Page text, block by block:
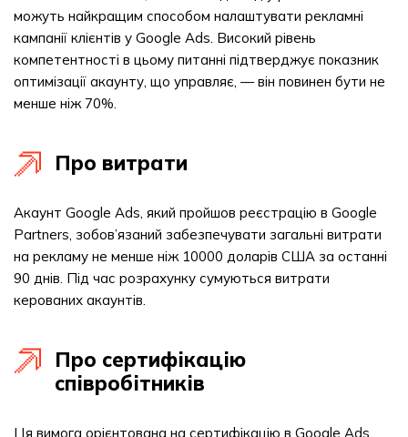
можуть найкращим способом налаштувати рекламні
кампанії клієнтів у Google Ads. Високий рівень
компетентності в цьому питанні підтверджує показник
оптимізації акаунту, що управляє, — він повинен бути не
менше ніж 70%.
Про витрати
Акаунт Google Ads, який пройшов реєстрацію в Google
Partners, зобов’язаний забезпечувати загальні витрати
на рекламу не менше ніж 10000 доларів США за останні
90 днів. Під час розрахунку сумуються витрати
керованих акаунтів.
Про сертифікацію
співробітників
Ця вимога орієнтована на сертифікацію в Google Ads